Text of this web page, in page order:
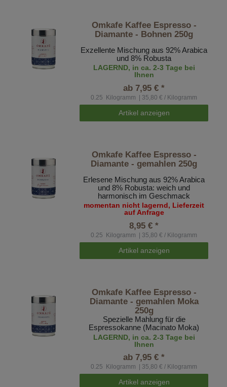
Omkafe Kaffee Espresso -
Diamante - Bohnen 250g
Exzellente Mischung aus 92% Arabica
und 8% Robusta
LAGERND, in ca. 2-3 Tage bei
Ihnen
ab 7,95 € *
0.25 Kilogramm | 35,80 € / Kilogramm
Artikel anzeigen
Omkafe Kaffee Espresso -
Diamante - gemahlen 250g
Erlesene Mischung aus 92% Arabica
und 8% Robusta: weich und
harmonisch im Geschmack
momentan nicht lagernd, Lieferzeit
auf Anfrage
8,95 € *
0.25 Kilogramm | 35,80 € / Kilogramm
Artikel anzeigen
Omkafe Kaffee Espresso -
Diamante - gemahlen Moka
250g
Spezielle Mahlung für die
Espressokanne (Macinato Moka)
LAGERND, in ca. 2-3 Tage bei
Ihnen
ab 7,95 € *
0.25 Kilogramm | 35,80 € / Kilogramm
Artikel anzeigen